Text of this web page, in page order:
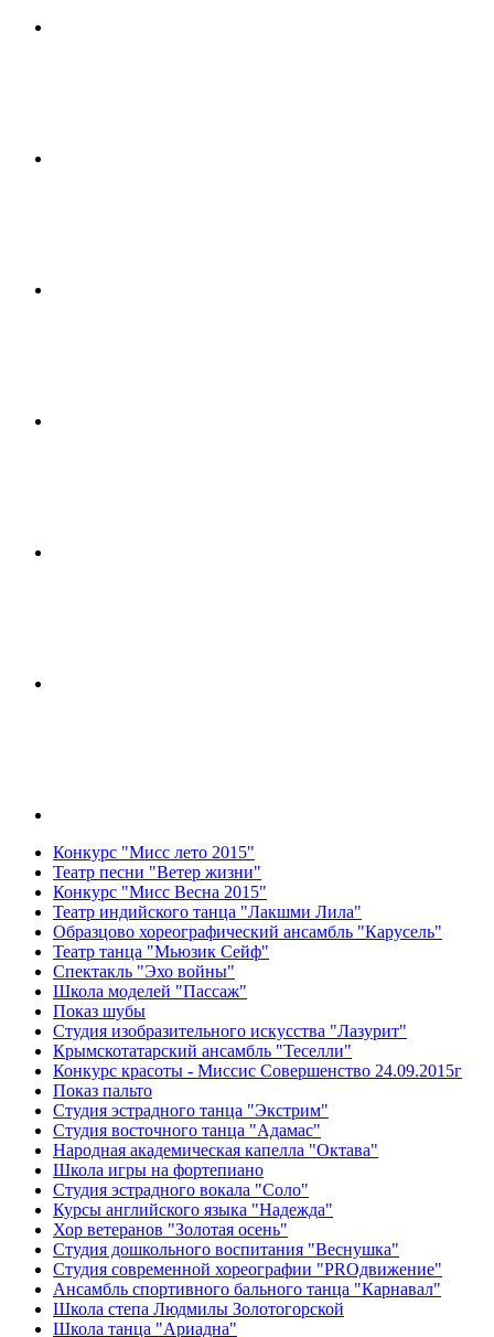
Конкурс "Мисс лето 2015"
Театр песни "Ветер жизни"
Конкурс "Мисс Весна 2015"
Театр индийского танца "Лакшми Лила"
Образцово хореографический ансамбль "Карусель"
Театр танца "Мьюзик Сейф"
Спектакль "Эхо войны"
Школа моделей "Пассаж"
Показ шубы
Студия изобразительного искусства "Лазурит"
Крымскотатарский ансамбль "Теселли"
Конкурс красоты - Миссис Совершенство 24.09.2015г
Показ пальто
Студия эстрадного танца "Экстрим"
Студия восточного танца "Адамас"
Народная академическая капелла "Октава"
Школа игры на фортепиано
Студия эстрадного вокала "Соло"
Курсы английского языка "Надежда"
Хор ветеранов "Золотая осень"
Студия дошкольного воспитания "Веснушка"
Студия современной хореографии "PROдвижение"
Ансамбль спортивного бального танца "Карнавал"
Школа степа Людмилы Золотогорской
Школа танца "Ариадна"